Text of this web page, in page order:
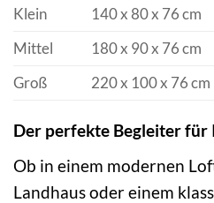
Klein 140 x 80 x 76 cm
Mittel
180 x 90 x 76 cm
Groß
220 x 100 x 76 cm
Der perfekte Begleiter für
Ob in einem modernen
Landhaus oder einem